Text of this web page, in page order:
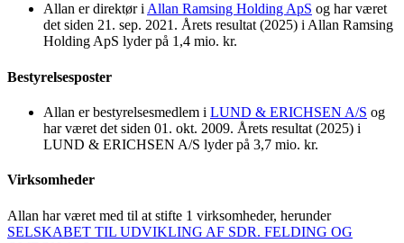
Allan er direktør iAllan Ramsing Holding ApS og har været
det siden 21. sep. 2021. Årets resultat (2025) i Allan Ramsing
Holding ApS lyder på 1,4 mio. kr.
Bestyrelsesposter
Allan er bestyrelsesmedlem i LUND & ERICHSEN A/S og
har været det siden 01. okt. 2009. Årets resultat (2025) i
LUND & ERICHSEN A/S lyder på 3,7 mio. kr.
Virksomheder
Allan har været med til at stifte 1 virksomheder, herunder
SELSKABET TIL UDVIKLING AF SDR. FELDING OG